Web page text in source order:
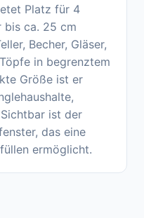
Platz für 4
bis ca. 25 cm
Becher, Gläser,
in begrenztem
Größe ist er
ist der
das eine
ermöglicht.